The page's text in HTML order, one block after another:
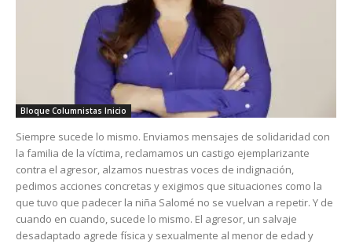
Bloque Columnistas Inicio
Siempre sucede lo mismo. Enviamos mensajes de solidaridad con
la familia de la víctima, reclamamos un castigo ejemplarizante
contra el agresor, alzamos nuestras voces de indignación,
pedimos acciones concretas y exigimos que situaciones como la
que tuvo que padecer la niña Salomé no se vuelvan a repetir. Y de
cuando en cuando, sucede lo mismo. El agresor, un salvaje
desadaptado agrede física y sexualmente al menor de edad y